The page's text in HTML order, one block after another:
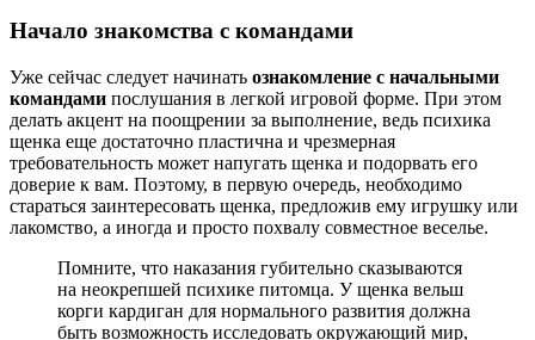
Начало знакомства с командами
Уже сейчас следует начинать ознакомление с начальными
командами послушания в легкой игровой форме. При этом
делать акцент на поощрении за выполнение, ведь психика
щенка еще достаточно пластична и чрезмерная
требовательность может напугать щенка и подорвать его
доверие к вам. Поэтому, в первую очередь, необходимо
стараться заинтересовать щенка, предложив ему игрушку или
лакомство, а иногда и просто похвалу совместное веселье.
Помните, что наказания губительно сказываются
на неокрепшей психике питомца. У щенка вельш
корги кардиган для нормального развития должна
быть возможность исследовать окружающий мир,